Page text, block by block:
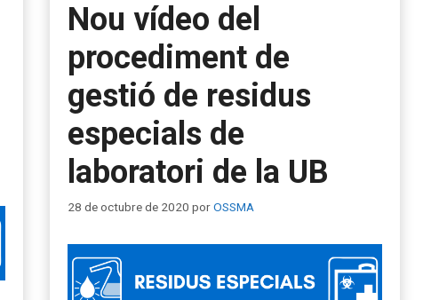
Nou vídeo del
procediment de
gestió de residus
especials de
laboratori de la UB
28 de octubre de 2020 porOSSMA